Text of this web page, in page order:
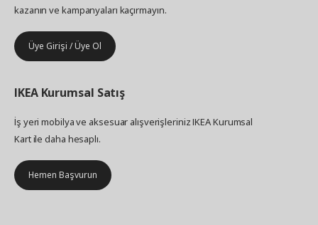
kazanın ve kampanyaları kaçırmayın.
Üye Girişi / Üye Ol
IKEA Kurumsal Satış
İş yeri mobilya ve aksesuar alışverişleriniz IKEA Kurumsal
Kart ile daha hesaplı.
Hemen Başvurun